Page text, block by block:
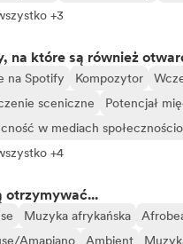
+3
na które są również
na Spotify Kompozytor
sceniczne
Potencjał
w mediach
+4
otrzymywać...
Muzyka afrykańska
Amapiano
Ambient